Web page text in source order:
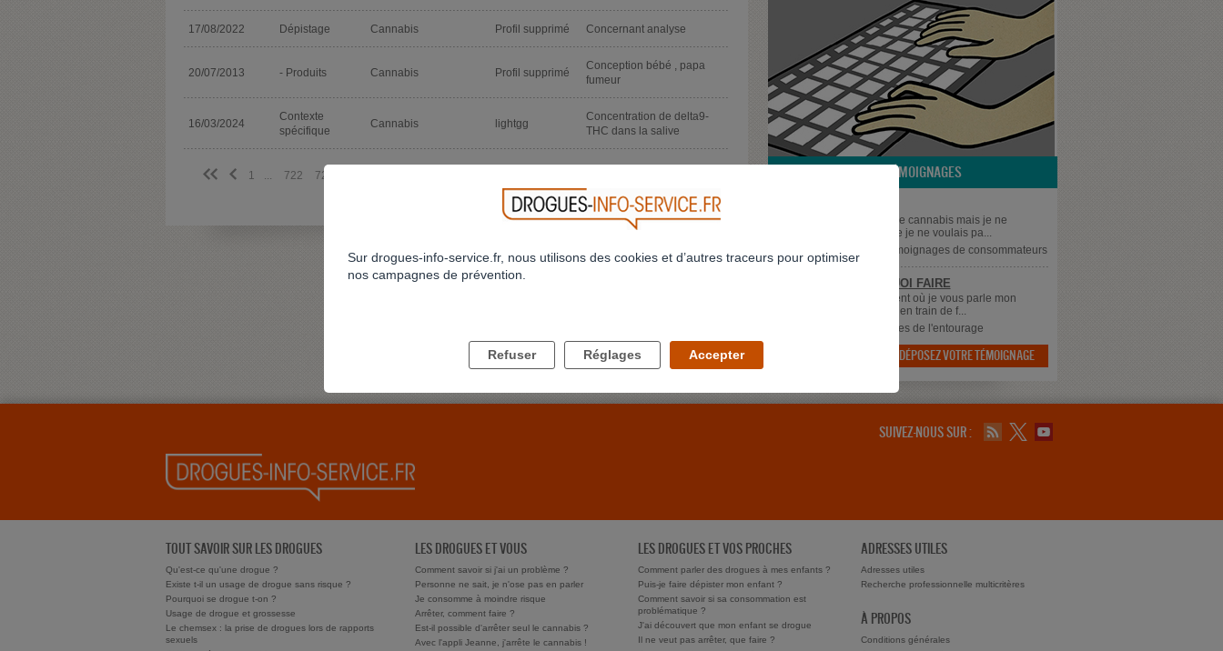
17/08/2022 Dépistage Cannabis Profil supprimé Concernant analyse
20/07/2013 - Produits Cannabis Profil supprimé
Conception bébé , papa
fumeur
16/03/2024
Contexte
spécifique
Cannabis lightgg
Concentration de delta9-
THC dans la salive
<< < 1 722 723 LES TÉMOIGNAGES
J'étais consommateurs de cannabis mais je ne
touchais pas à la cocaïne je ne voulais pa...
Témoignages de consommateurs
JE NE SAIS PLUS QUOI FAIRE
Bonjour à tous, Au moment où je vous parle mon
conjoint qui à 43 ans est en train de f...
Témoignages de l'entourage
DÉPOSEZ VOTRE TÉMOIGNAGE
SUIVEZ-NOUS SUR :
TOUT SAVOIR SUR LES DROGUES
Qu'est-ce qu'une drogue ?
Existe t-il un usage de drogue sans risque ?
Pourquoi se drogue t-on ?
Usage de drogue et grossesse
Le chemsex : la prise de drogues lors de rapports
sexuels
LES DROGUES ET VOUS
Comment savoir si j'ai un problème ?
Personne ne sait, je n'ose pas en parler
Je consomme à moindre risque
Arrêter, comment faire ?
Est-il possible d'arrêter seul le cannabis ?
Avec l'appli Jeanne, j'arrête le cannabis !
LES DROGUES ET VOS PROCHES
Comment parler des drogues à mes enfants ?
Puis-je faire dépister mon enfant ?
Comment savoir si sa consommation est
problématique ?
J'ai découvert que mon enfant se drogue
Il ne veut pas arrêter, que faire ?
ADRESSES UTILES
Adresses utiles
Recherche professionnelle multicritères
À PROPOS
Conditions générales
Sur drogues-info-service.fr, nous utilisons des cookies et d’autres traceurs pour optimiser
nos campagnes de prévention.
Refuser Réglages Accepter